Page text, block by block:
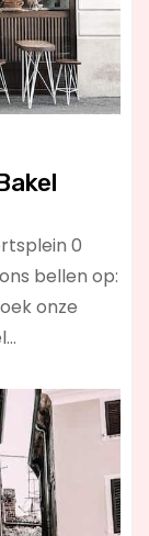
0
bellen op:
onze